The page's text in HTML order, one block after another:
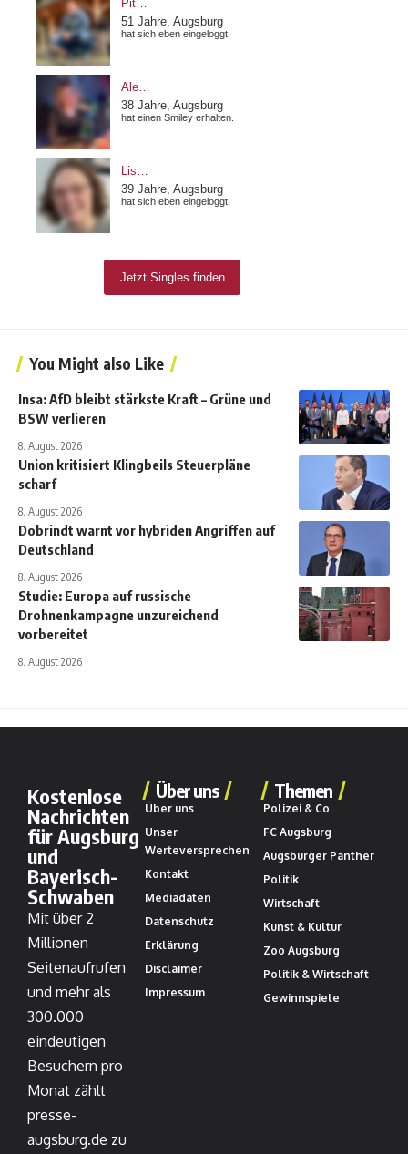
You Might also Like
Insa: AfD bleibt stärkste Kraft – Grüne und
BSW verlieren
8. August 2026
Union kritisiert Klingbeils Steuerpläne
scharf
8. August 2026
Dobrindt warnt vor hybriden Angriffen auf
Deutschland
8. August 2026
Studie: Europa auf russische
Drohnenkampagne unzureichend
vorbereitet
8. August 2026
Kostenlose
Nachrichten
für Augsburg
und
Bayerisch-
Schwaben
Mit über 2
Millionen
Seitenaufrufen
und mehr als
300.000
eindeutigen
Besuchern pro
Monat zählt
presse-
augsburg.de zu
Über uns
Über uns
Unser
Werteversprechen
Kontakt
Mediadaten
Datenschutz
Erklärung
Disclaimer
Impressum
Themen
Polizei & Co
FC Augsburg
Augsburger Panther
Politik
Wirtschaft
Kunst & Kultur
Zoo Augsburg
Politik & Wirtschaft
Gewinnspiele